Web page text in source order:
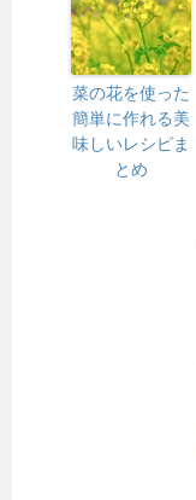
菜の花を使った
簡単に作れる美
味しいレシピま
とめ